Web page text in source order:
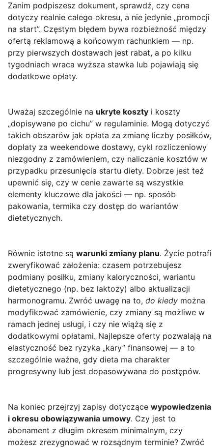
Zanim podpiszesz dokument, sprawdź, czy cena
dotyczy realnie całego okresu, a nie jedynie „promocji
na start”. Częstym błędem bywa rozbieżność między
ofertą reklamową a końcowym rachunkiem — np.
przy pierwszych dostawach jest rabat, a po kilku
tygodniach wraca wyższa stawka lub pojawiają się
dodatkowe opłaty.
Uważaj szczególnie na ukryte koszty i koszty
„dopisywane po cichu” w regulaminie. Mogą dotyczyć
takich obszarów jak opłata za zmianę liczby posiłków,
dopłaty za weekendowe dostawy, cykl rozliczeniowy
niezgodny z zamówieniem, czy naliczanie kosztów w
przypadku przesunięcia startu diety. Dobrze jest też
upewnić się, czy w cenie zawarte są wszystkie
elementy kluczowe dla jakości — np. sposób
pakowania, termika czy dostęp do wariantów
dietetycznych.
Równie istotne są warunki zmiany planu. Życie potrafi
zweryfikować założenia: czasem potrzebujesz
podmiany posiłku, zmiany kaloryczności, wariantu
dietetycznego (np. bez laktozy) albo aktualizacji
harmonogramu. Zwróć uwagę na to, do kiedy można
modyfikować zamówienie, czy zmiany są możliwe w
ramach jednej usługi, i czy nie wiążą się z
dodatkowymi opłatami. Najlepsze oferty pozwalają na
elastyczność bez ryzyka „kary” finansowej — a to
szczególnie ważne, gdy dieta ma charakter
progresywny lub jest dopasowywana do postępów.
Na koniec przejrzyj zapisy dotyczące wypowiedzenia
i okresu obowiązywania umowy. Czy jest to
abonament z długim okresem minimalnym, czy
możesz zrezygnować w rozsądnym terminie? Zwróć